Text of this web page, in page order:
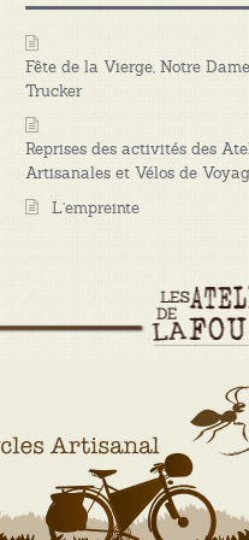
Fête de la Vierge, Notre
Trucker
Reprises des activités des
Artisanales et Vélos de
L’empreinte